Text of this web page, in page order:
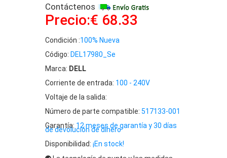
Contáctenos
Precio:€ 68.33
Condición :100% Nueva
Código: DEL17980_Se
Marca: DELL
Corriente de entrada: 100 - 240V
Voltaje de la salida:
Número de parte compatible: 517133-001
Garantía: 12 meses de garantía y 30 días
de devolución de dinero
Disponibilidad: ¡En stock!